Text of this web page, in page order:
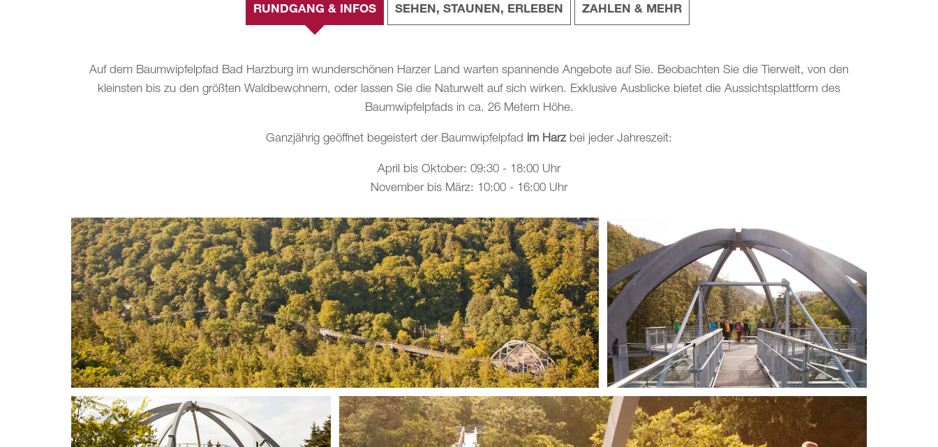
RUNDGANG & INFOS SEHEN, STAUNEN, ERLEBEN ZAHLEN & MEHR
Auf dem Baumwipfelpfad Bad Harzburg im wunderschönen Harzer Land warten spannende Angebote auf Sie. Beobachten Sie die Tierwelt, von den
kleinsten bis zu den größten Waldbewohnern, oder lassen Sie die Naturwelt auf sich wirken. Exklusive Ausblicke bietet die Aussichtsplattform des
Baumwipfelpfads in ca. 26 Metern Höhe.
Ganzjährig geöffnet begeistert der Baumwipfelpfad im Harzbei jeder Jahreszeit:
April bis Oktober: 09:30 - 18:00 Uhr
November bis März: 10:00 - 16:00 Uhr